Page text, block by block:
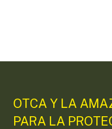
OTCA Y LA
PARA LA